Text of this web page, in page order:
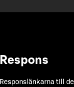
Respons
Responslänkarna till